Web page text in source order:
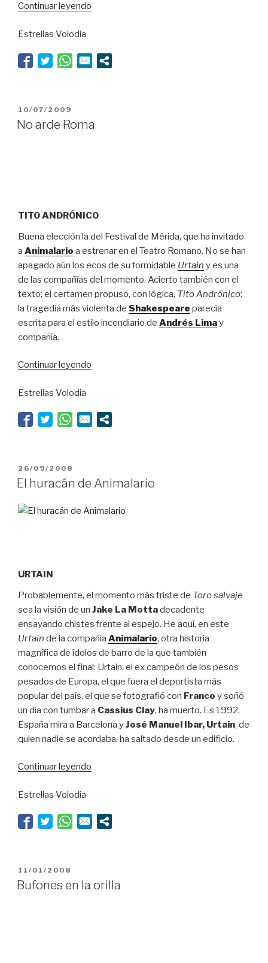
Continuar leyendo
Estrellas Volodia
PUBLICADO
EL
10/07/2009
No arde Roma
TITO ANDRÓNICO
Buena elección la del Festival de Mérida, que ha invitado
a Animalario a estrenar en el Teatro Romano. No se han
apagado aún los ecos de su formidable Urtain y es una
de las compañías del momento. Acierto también con el
texto: el certamen propuso, con lógica, Tito Andrónico:
la tragedia más violenta de Shakespeare parecía
escrita para el estilo incendiario de Andrés Limay
compañía.
Continuar leyendo
Estrellas Volodia
PUBLICADO
EL
26/09/2008
El huracán de Animalario
URTAIN
Probablemente, el momento más triste de Toro salvaje
sea la visión de un Jake La Mottadecadente
ensayando chistes frente al espejo. He aquí, en este
Urtain de la compañía Animalario, otra historia
magnífica de ídolos de barro de la que también
conocemos el final: Urtain, el ex campeón de los pesos
pesados de Europa, el que fuera el deportista más
popular del país, el que se fotografió con Franco y soñó
un día con tumbar a Cassius Clay, ha muerto. Es 1992,
España mira a Barcelona yJosé Manuel Ibar, Urtain, de
quien nadie se acordaba, ha saltado desde un edificio.
Continuar leyendo
Estrellas Volodia
PUBLICADO
EL
11/01/2008
Bufones en la orilla